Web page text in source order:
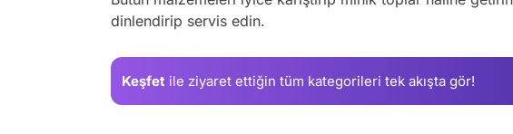
dinlendirip servis edin.
Keşfet ile ziyaret ettiğin tüm kategorileri tek akışta gör!